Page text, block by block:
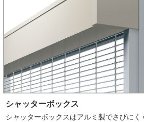
シャッターボックス
シャッターボックスはアルミ製でさびにく